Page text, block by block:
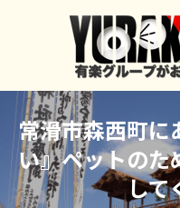
常滑市森西町に
い』ペットのた
して